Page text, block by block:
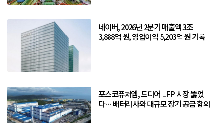
네이버, 2026년 2분기 매출액 3조
3,888억 원, 영업이익 5,203억 원 기록
포스코퓨처엠, 드디어 LFP 시장 뚫었
다… 배터리사와 대규모 장기 공급 합의